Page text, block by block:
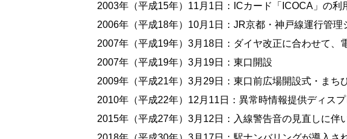
2003年（平成15年）11月1日：ICカード「ICOCA」の利
2006年（平成18年）10月1日：JR京都・神戸線運行管理
2007年（平成19年）3月18日：ダイヤ改正に合わせて、
2007年（平成19年）3月19日：東口開設
2009年（平成21年）3月29日：東口前広場開設式・まち
2010年（平成22年）12月11日：異常時情報提供ディスプ
2015年（平成27年）3月12日：入線警告音の見直しに伴